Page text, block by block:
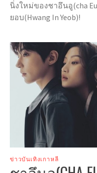
นิ่งใหม่ของชาอึนอู(cha
ยอบ(Hwang In Yeob)!
ข่าวบันเทิงเกาหลี